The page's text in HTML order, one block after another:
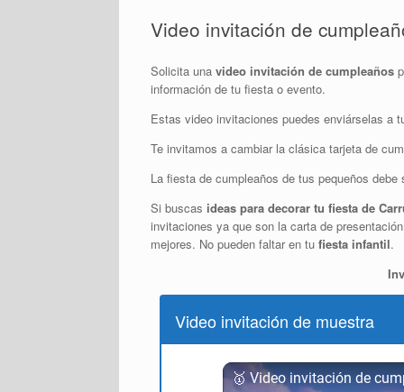
Video invitación de
Solicita una video invitación de cumpleaños
información de tu fiesta o evento.
Estas video invitaciones puedes enviárselas a
Te invitamos a cambiar la clásica tarjeta de
La fiesta de cumpleaños de tus pequeños
Si buscas ideas para decorar tu fiesta de
invitaciones ya que son la carta de
mejores. No pueden faltar en tu fiesta infantil.
Video invitación de muestra
🥇 Video invitación de